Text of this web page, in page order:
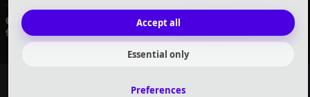
Accept all
Essential only
Preferences
© 2026 Deemos Corporation. 保留所有权利
使用条款
中文